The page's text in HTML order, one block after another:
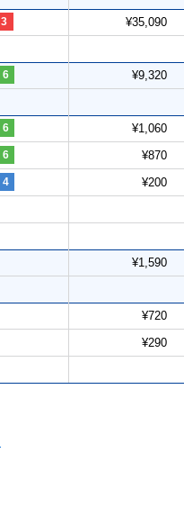
3 ¥35,090
6 ¥9,320
6 ¥1,060
6 ¥870
4 ¥200
¥1,590
¥720
¥290